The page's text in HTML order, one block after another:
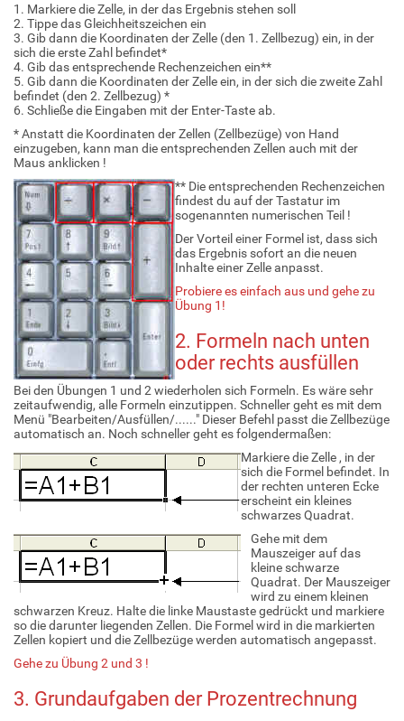
1. Markiere die Zelle, in der das Ergebnis stehen soll
2. Tippe das Gleichheitszeichen ein
3. Gib dann die Koordinaten der Zelle (den 1. Zellbezug) ein, in der
sich die erste Zahl befindet*
4. Gib das entsprechende Rechenzeichen ein**
5. Gib dann die Koordinaten der Zelle ein, in der sich die zweite Zahl
befindet (den 2. Zellbezug) *
6. Schließe die Eingaben mit der Enter-Taste ab.
* Anstatt die Koordinaten der Zellen (Zellbezüge) von Hand
einzugeben, kann man die entsprechenden Zellen auch mit der
Maus anklicken !
** Die entsprechenden Rechenzeichen
findest du auf der Tastatur im
sogenannten numerischen Teil !
Der Vorteil einer Formel ist, dass sich
das Ergebnis sofort an die neuen
Inhalte einer Zelle anpasst.
Probiere es einfach aus und gehe zu
Übung 1!
2. Formeln nach unten
oder rechts ausfüllen
Bei den Übungen 1 und 2 wiederholen sich Formeln. Es wäre sehr
zeitaufwendig, alle Formeln einzutippen. Schneller geht es mit dem
Menü "Bearbeiten/Ausfüllen/......" Dieser Befehl passt die Zellbezüge
automatisch an. Noch schneller geht es folgendermaßen:
Markiere die Zelle , in der
sich die Formel befindet. In
der rechten unteren Ecke
erscheint ein kleines
schwarzes Quadrat.
Gehe mit dem
Mauszeiger auf das
kleine schwarze
Quadrat. Der Mauszeiger
wird zu einem kleinen
schwarzen Kreuz. Halte die linke Maustaste gedrückt und markiere
so die darunter liegenden Zellen. Die Formel wird in die markierten
Zellen kopiert und die Zellbezüge werden automatisch angepasst.
Gehe zu Übung 2 und 3 !
3. Grundaufgaben der Prozentrechnung